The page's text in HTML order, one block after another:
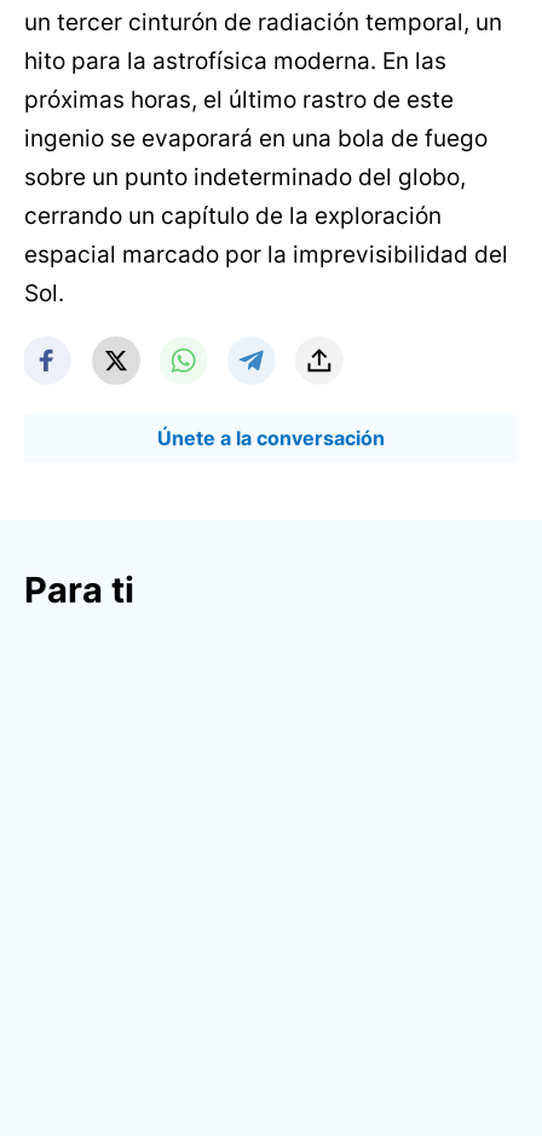
un tercer cinturón de radiación temporal, un
hito para la astrofísica moderna. En las
próximas horas, el último rastro de este
ingenio se evaporará en una bola de fuego
sobre un punto indeterminado del globo,
cerrando un capítulo de la exploración
espacial marcado por la imprevisibilidad del
Sol.
Únete a la conversación
Para ti